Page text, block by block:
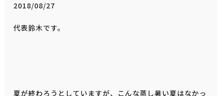
2018/08/27
代表鈴木です。
夏が終わろうとしていますが、こんな蒸し暑い夏はなかっ